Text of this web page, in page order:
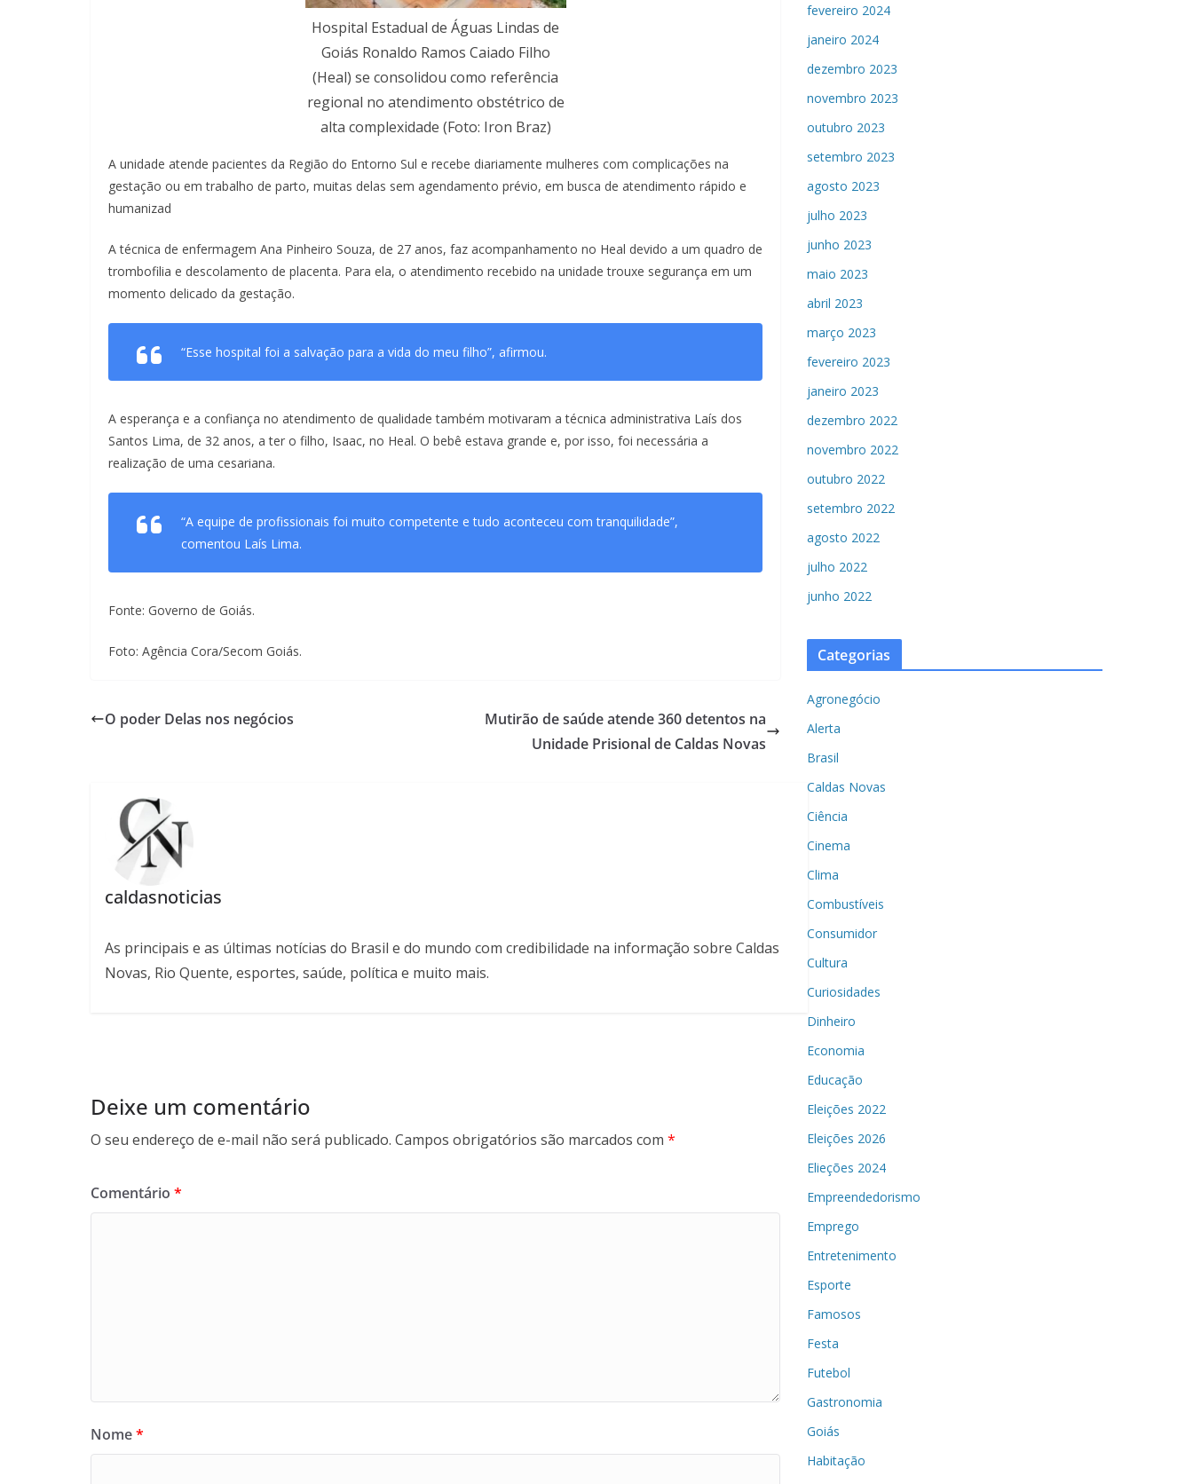
Hospital Estadual de Águas Lindas de
Goiás Ronaldo Ramos Caiado Filho
(Heal) se consolidou como referência
regional no atendimento obstétrico de
alta complexidade (Foto: Iron Braz)
A unidade atende pacientes da Região do Entorno Sul e recebe diariamente mulheres com complicações na
gestação ou em trabalho de parto, muitas delas sem agendamento prévio, em busca de atendimento rápido e
humanizad
A técnica de enfermagem Ana Pinheiro Souza, de 27 anos, faz acompanhamento no Heal devido a um quadro de
trombofilia e descolamento de placenta. Para ela, o atendimento recebido na unidade trouxe segurança em um
momento delicado da gestação.
“Esse hospital foi a salvação para a vida do meu filho”, afirmou.
A esperança e a confiança no atendimento de qualidade também motivaram a técnica administrativa Laís dos
Santos Lima, de 32 anos, a ter o filho, Isaac, no Heal. O bebê estava grande e, por isso, foi necessária a
realização de uma cesariana.
“A equipe de profissionais foi muito competente e tudo aconteceu com tranquilidade”,
comentou Laís Lima.
Fonte: Governo de Goiás.
Foto: Agência Cora/Secom Goiás.
O poder Delas nos negócios
Mutirão de saúde atende 360 detentos na
Unidade Prisional de Caldas Novas
caldasnoticias
As principais e as últimas notícias do Brasil e do mundo com credibilidade na informação sobre Caldas
Novas, Rio Quente, esportes, saúde, política e muito mais.
Deixe um comentário
O seu endereço de e-mail não será publicado. Campos obrigatórios são marcados com *
Comentário *
Nome*
fevereiro 2024
janeiro 2024
dezembro 2023
novembro 2023
outubro 2023
setembro 2023
agosto 2023
julho 2023
junho 2023
maio 2023
abril 2023
março 2023
fevereiro 2023
janeiro 2023
dezembro 2022
novembro 2022
outubro 2022
setembro 2022
agosto 2022
julho 2022
junho 2022
Categorias
Agronegócio
Alerta
Brasil
Caldas Novas
Ciência
Cinema
Clima
Combustíveis
Consumidor
Cultura
Curiosidades
Dinheiro
Economia
Educação
Eleições 2022
Eleições 2026
Elieções 2024
Empreendedorismo
Emprego
Entretenimento
Esporte
Famosos
Festa
Futebol
Gastronomia
Goiás
Habitação